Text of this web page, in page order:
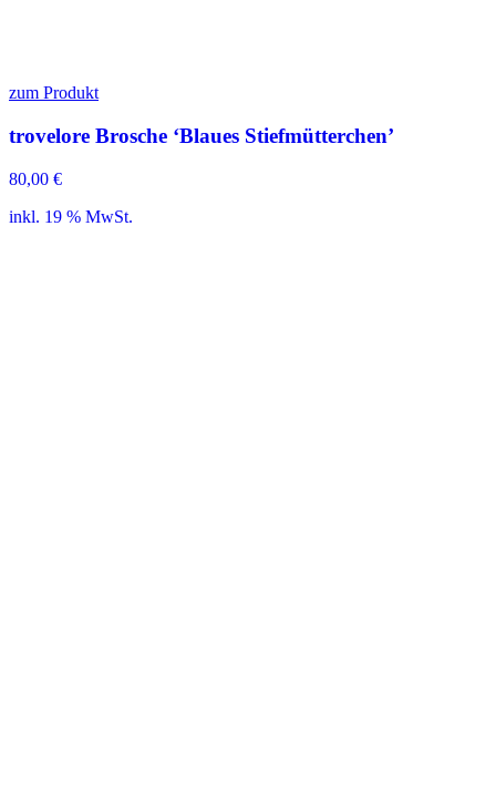
zum Produkt
trovelore Brosche ‘Blaues Stiefmütterchen’
80,00 €
inkl. 19 % MwSt.